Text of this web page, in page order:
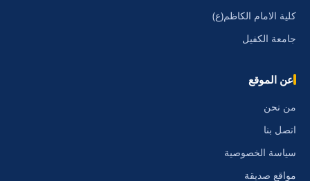
كلية الامام الكاظم(ع)
جامعة الكفيل
عن الموقع
من نحن
اتصل بنا
سياسة الخصوصية
مواقع صديقة